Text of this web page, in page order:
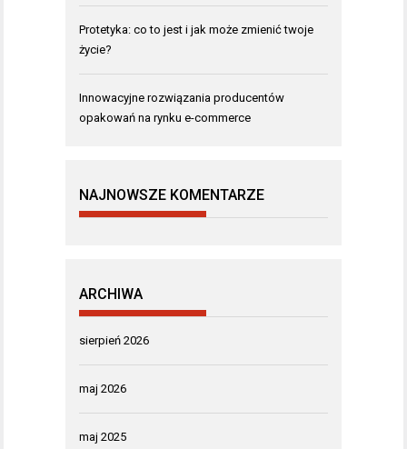
Protetyka: co to jest i jak może zmienić twoje
życie?
Innowacyjne rozwiązania producentów
opakowań na rynku e-commerce
NAJNOWSZE KOMENTARZE
ARCHIWA
sierpień 2026
maj 2026
maj 2025